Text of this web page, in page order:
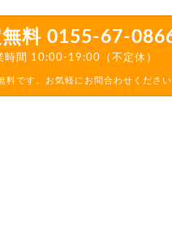
料 0155-67-
時間 10:00-19:00（不定休）
料です。お気軽にお問合わせください